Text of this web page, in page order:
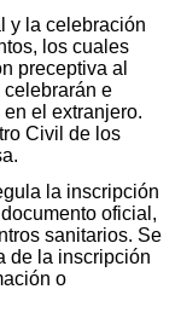
y la celebración
los cuales
preceptiva al
e
el extranjero.
Civil de los
la inscripción
oficial,
sanitarios. Se
de la inscripción
o